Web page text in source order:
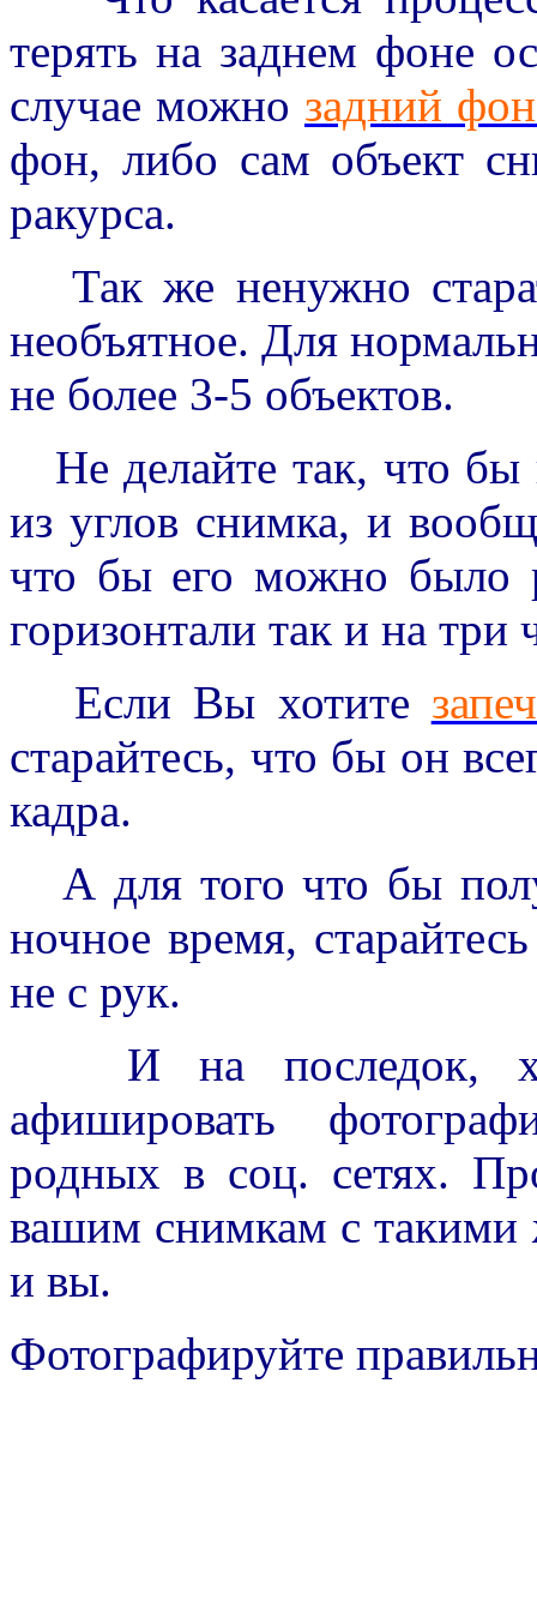
терять на заднем фоне
случае можно задний
фон, либо сам объект
ракурса.
Так же ненужно
необъятное. Для
не более 3-5 объектов.
Не делайте так, что бы
из углов снимка, и
что бы его можно было
горизонтали так и на три
Если Вы хотите
старайтесь, что бы он
кадра.
А для того что бы
ночное время,
не с рук.
И на последок,
афишировать
родных в соц. сетях.
вашим снимкам с такими
и вы.
Фотографируйте